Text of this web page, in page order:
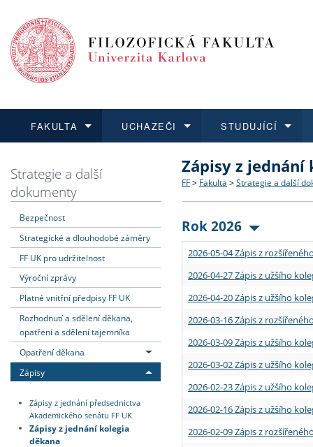
FAKULTA
Dozvědět se více
Struktura a historie
Strategie a další
Podpora a benefity pro
Absolventi fakulty
UCHAZEČI
Podat přihlášku
Co studovat a jak se
Učitelské studijní
Informace k průběhu
STUDUJÍCÍ
Dozvědět se více
Bakalářské a magisterské
Doktorské studium
Rigorózní řízení
Dozvědět se více
O vědě a výzkumu na FF
Akademické kvalifikace
Granty a projekty
Dozvědět se více
Aktuální nabídky a
Vyjíždějící studenti
Přijíždějící studenti
Vyjíždějící zaměstnanci
Strategie a další
dokumenty
Bezpečnost
Strategické a dlouhodobé záměry
FF UK pro udržitelnost
Výroční zprávy
Platné vnitřní předpisy FF UK
Rozhodnutí a sdělení děkana,
opatření a sdělení tajemníka
Opatření děkana
Zápisy
Zápisy z jednání předsednictva
Akademického senátu FF UK
Zápisy z jednání kolegia
děkana
Zápisy z jednání
FF > Fakulta > Strategie a další
Rok 2026
2026-05-04 Zápis z
2026-04-27 Zápis z užšího
2026-04-20 Zápis z užšího
2026-03-16 Zápis z
2026-03-09 Zápis z užšího
2026-03-02 Zápis z užšího
2026-02-23 Zápis z užšího
2026-02-16 Zápis z užšího
2026-02-09 Zápis z